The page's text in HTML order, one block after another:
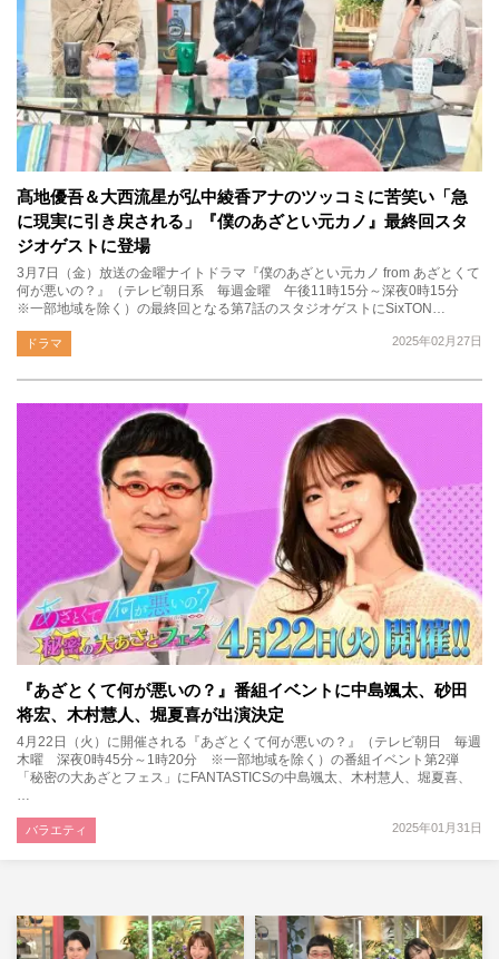
髙地優吾＆大西流星が弘中綾香アナのツッコミに苦笑い「急
に現実に引き戻される」『僕のあざとい元カノ』最終回スタ
ジオゲストに登場
3月7日（金）放送の金曜ナイトドラマ『僕のあざとい元カノ from あざとくて
何が悪いの？』（テレビ朝日系 毎週金曜 午後11時15分～深夜0時15分
※一部地域を除く）の最終回となる第7話のスタジオゲストにSixTON…
2025年02月27日
ドラマ
『あざとくて何が悪いの？』番組イベントに中島颯太、砂田
将宏、木村慧人、堀夏喜が出演決定
4月22日（火）に開催される『あざとくて何が悪いの？』（テレビ朝日 毎週
木曜 深夜0時45分～1時20分 ※一部地域を除く）の番組イベント第2弾
「秘密の大あざとフェス」にFANTASTICSの中島颯太、木村慧人、堀夏喜、
…
2025年01月31日
バラエティ